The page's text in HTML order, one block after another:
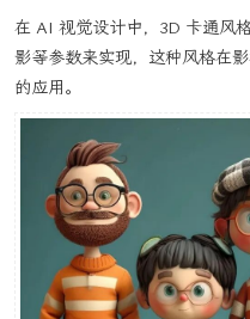
型和丰富的光影效果，呈现出
在 AI 视觉设计中，3D 卡通风
影等参数来实现，这种风格在
的应用。